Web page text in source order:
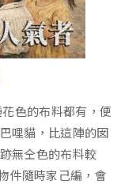
色的布料都有，便
哩貓，比這陣的囡
無仝色的布料較
件隨時家己編，會